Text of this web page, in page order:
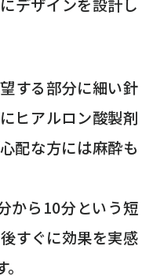
デザインを設計し
する部分に細い針
ヒアルロン酸製剤
配な方には麻酔も
から10分という短
すぐに効果を実感